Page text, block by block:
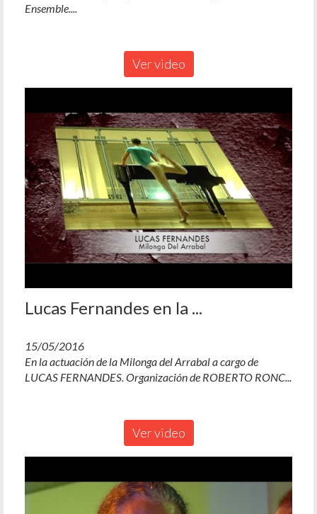
Ensemble....
Ver video
Lucas Fernandes en la ...
15/05/2016
En la actuación de la Milonga del Arrabal a cargo de
LUCAS FERNANDES. Organización de ROBERTO RONC...
Ver video